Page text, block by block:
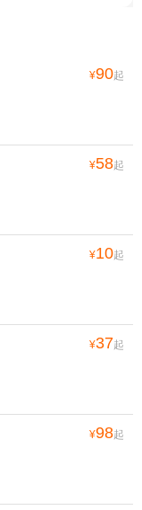
¥90起
¥58起
¥10起
¥37起
¥98起